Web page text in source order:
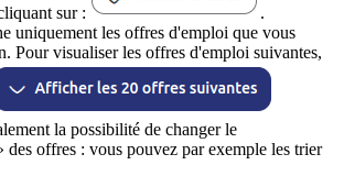
sur :
.
uniquement les offres d'emploi que vous
Pour visualiser les offres d'emploi suivantes,
la possibilité de changer le
des offres : vous pouvez par exemple les trier